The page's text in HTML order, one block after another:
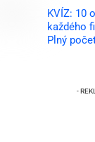
KVÍZ: 10
každého
Plný